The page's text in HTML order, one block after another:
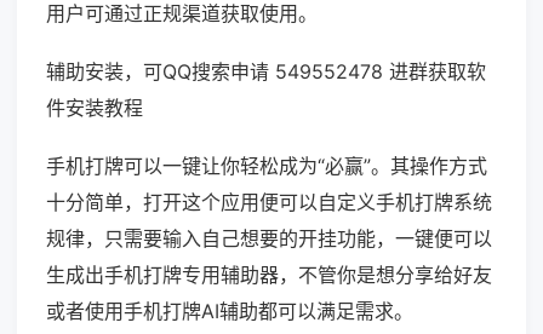
用户可通过正规渠道获取使用。
辅助安装，可QQ搜索申请 549552478 进群获取软
件安装教程
手机打牌可以一键让你轻松成为“必赢”。其操作方式
十分简单，打开这个应用便可以自定义手机打牌系统
规律，只需要输入自己想要的开挂功能，一键便可以
生成出手机打牌专用辅助器，不管你是想分享给好友
或者使用手机打牌AI辅助都可以满足需求。